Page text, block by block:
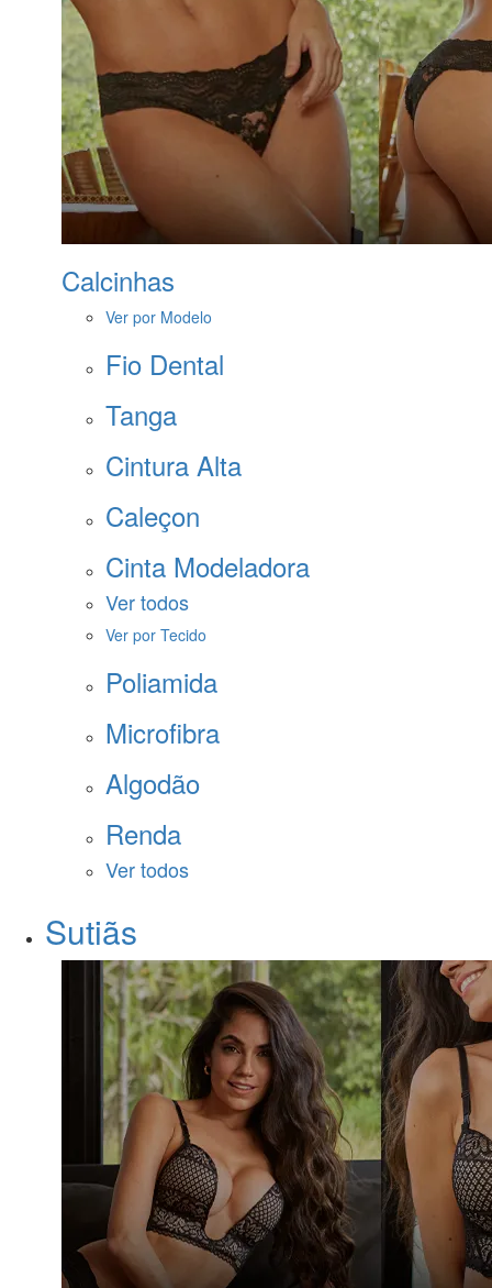
Calcinhas
Ver por Modelo
Fio Dental
Tanga
Cintura Alta
Caleçon
Cinta Modeladora
Ver todos
Ver por Tecido
Poliamida
Microfibra
Algodão
Renda
Ver todos
Sutiãs